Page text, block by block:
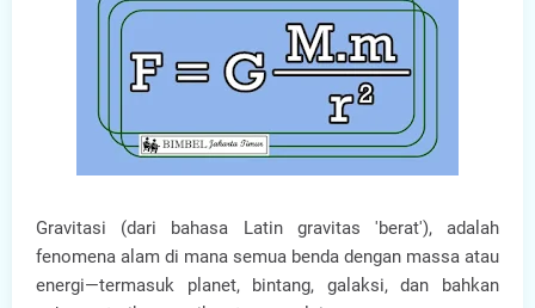
Gravitasi (dari bahasa Latin gravitas 'berat'), adalah
fenomena alam di mana semua benda dengan massa atau
energi—termasuk planet, bintang, galaksi, dan bahkan